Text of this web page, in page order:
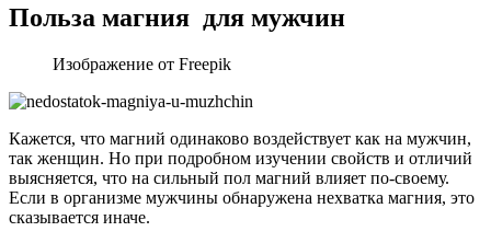
Польза магния для мужчин
Изображение от Freepik
Кажется, что магний одинаково воздействует как на мужчин,
так женщин. Но при подробном изучении свойств и отличий
выясняется, что на сильный пол магний влияет по-своему.
Если в организме мужчины обнаружена нехватка магния, это
сказывается иначе.